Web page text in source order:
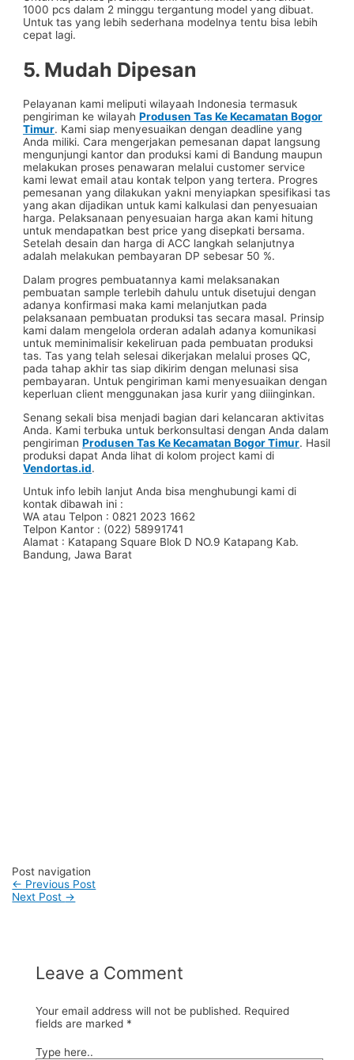
1000 pcs dalam 2 minggu tergantung model yang dibuat.
Untuk tas yang lebih sederhana modelnya tentu bisa lebih
cepat lagi.
5. Mudah Dipesan
Pelayanan kami meliputi wilayaah Indonesia termasuk
pengiriman ke wilayahProdusen Tas Ke Kecamatan Bogor
Timur. Kami siap menyesuaikan dengan deadline yang
Anda miliki. Cara mengerjakan pemesanan dapat langsung
mengunjungi kantor dan produksi kami di Bandung maupun
melakukan proses penawaran melalui customer service
kami lewat email atau kontak telpon yang tertera. Progres
pemesanan yang dilakukan yakni menyiapkan spesifikasi tas
yang akan dijadikan untuk kami kalkulasi dan penyesuaian
harga. Pelaksanaan penyesuaian harga akan kami hitung
untuk mendapatkan best price yang disepkati bersama.
Setelah desain dan harga di ACC langkah selanjutnya
adalah melakukan pembayaran DP sebesar 50 %.
Dalam progres pembuatannya kami melaksanakan
pembuatan sample terlebih dahulu untuk disetujui dengan
adanya konfirmasi maka kami melanjutkan pada
pelaksanaan pembuatan produksi tas secara masal. Prinsip
kami dalam mengelola orderan adalah adanya komunikasi
untuk meminimalisir kekeliruan pada pembuatan produksi
tas. Tas yang telah selesai dikerjakan melalui proses QC,
pada tahap akhir tas siap dikirim dengan melunasi sisa
pembayaran. Untuk pengiriman kami menyesuaikan dengan
keperluan client menggunakan jasa kurir yang diiinginkan.
Senang sekali bisa menjadi bagian dari kelancaran aktivitas
Anda. Kami terbuka untuk berkonsultasi dengan Anda dalam
pengirimanProdusen Tas Ke Kecamatan Bogor Timur. Hasil
produksi dapat Anda lihat di kolom project kami di
Vendortas.id.
Untuk info lebih lanjut Anda bisa menghubungi kami di
kontak dibawah ini :
WA atau Telpon : 0821 2023 1662
Telpon Kantor : (022) 58991741
Alamat : Katapang Square Blok D NO.9 Katapang Kab.
Bandung, Jawa Barat
Post navigation
← Previous Post
Next Post →
Leave a Comment
Your email address will not be published. Required
fields are marked *
Type here..